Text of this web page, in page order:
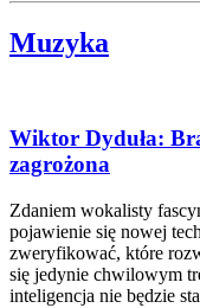
Muzyka
Wiktor Dyduła:
zagrożona
Zdaniem wokalisty
pojawienie się nowej
zweryfikować, które
się jedynie chwilowym
inteligencja nie będzie